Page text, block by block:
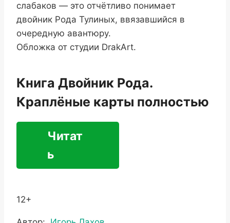
слабаков — это отчётливо понимает
двойник Рода Тулиных, ввязавшийся в
очередную авантюру.
Обложка от студии DrakArt.
Книга Двойник Рода.
Краплёные карты полностью
Читат
ь
12+